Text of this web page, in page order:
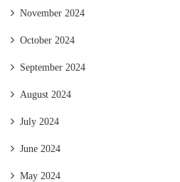
November 2024
October 2024
September 2024
August 2024
July 2024
June 2024
May 2024